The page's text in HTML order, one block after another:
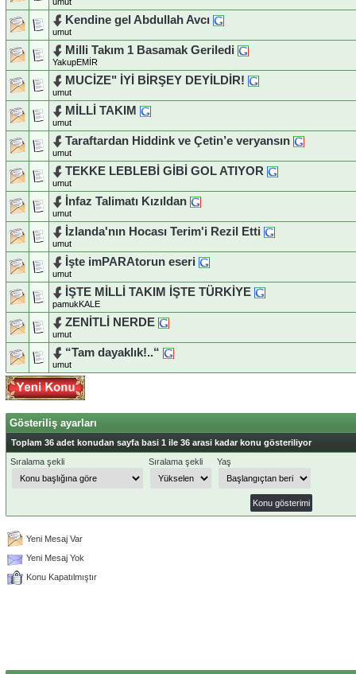
Kendine gel Abdullah Avcı
umut
Milli Takım 1 Basamak Geriledi
YakupEMİR
MUCİZE" İYİ BİRŞEY DEYİLDİR!
umut
MİLLİ TAKIM
umut
Taraftardan Hiddink ve Çetin’e veryansın
umut
TEKKE LEBLEBİ GİBİ GOL ATIYOR
umut
İnfaz Talimatı Kızıldan
umut
İzlanda'nın Hocası Terim'i Rezil Etti
umut
İşte imPARAtorun eseri
umut
İŞTE MİLLİ TAKIM İŞTE TÜRKİYE
pamukKALE
ZENİTLİ NERDE
umut
“Tam dayaklık!..“
umut
Gösteriliş ayarları
Toplam 36 adet konudan sayfa basi 1 ile 36 arasi kadar konu gösteriliyor
Sıralama şekli
Sıralama şekli Yaş
Yeni Mesaj Var
Yeni Mesaj Yok
Konu Kapatılmıştır